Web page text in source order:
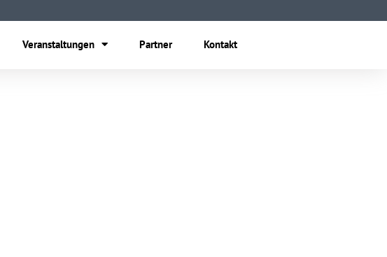
Veranstaltungen Partner Kontakt